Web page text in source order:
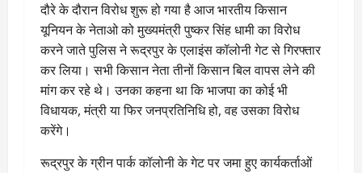
दौरे के दौरान विरोध शुरू हो गया है आज भारतीय किसान
यूनियन के नेताओ को मुख्यमंत्री पुष्कर सिंह धामी का विरोध
करने जाते पुलिस ने रूद्रपुर के एलाइंस कॉलोनी गेट से गिरफ्तार
कर लिया। सभी किसान नेता तीनों किसान बिल वापस लेने की
मांग कर रहे थे। उनका कहना था कि भाजपा का कोई भी
विधायक, मंत्री या फिर जनप्रतिनिधि हो, वह उसका विरोध
करेंगे।
रूद्रपुर के ग्रीन पार्क कॉलोनी के गेट पर जमा हुए कार्यकर्ताओं